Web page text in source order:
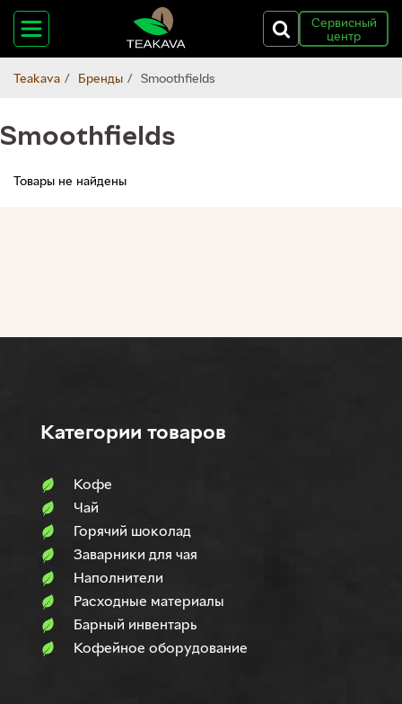
Сервисный
центр
Teakava Бренды Smoothfields
Smoothfields
Товары не найдены
Категории товаров
Кофе
Чай
Горячий шоколад
Заварники для чая
Наполнители
Расходные материалы
Барный инвентарь
Кофейное оборудование